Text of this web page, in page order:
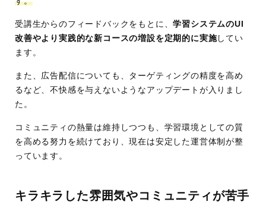
受講生からのフィードバックをもとに、学習システムのUI
改善やより実践的な新コースの増設を定期的に実施してい
ます。
また、広告配信についても、ターゲティングの精度を高め
るなど、不快感を与えないようなアップデートが入りまし
た。
コミュニティの熱量は維持しつつも、学習環境としての質
を高める努力を続けており、現在は安定した運営体制が整
っています。
キラキラした雰囲気やコミュニティが苦手